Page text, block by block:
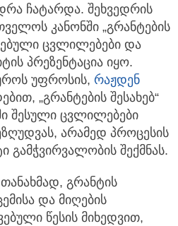
ჩატარდა. შეხვედრის
კანონში „გრანტების
ცვლილებები და
პრეზენტაცია იყო.
უფროსის, რაჟდენ
„გრანტების შესახებ“
შესული ცვლილებები
არამედ პროცესის
გამჭვირვალობის შექმნას.
გრანტის
და მიღების
წესის მიხედვით,